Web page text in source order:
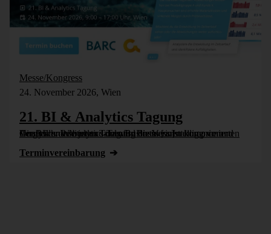
Messe/Kongress
24. November 2026, Wien
21. BI & Analytics Tagung
Die BI- und Analytics-Tagung bietet einen komprimierten Vergleich der besten Tools für Business Intelligence und Analytics. Wie jedes Jahr wird die Veranstaltung vom Controller Institut und dem Business [...]
Termin­vereinbarung